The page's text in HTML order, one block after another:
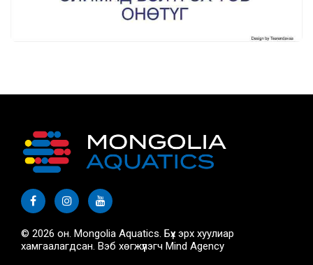
© 2026 он. Mongolia Aquatics. Бүх эрх хуулиар
хамгаалагдсан. Вэб хөгжүүлэгч Mind Agency